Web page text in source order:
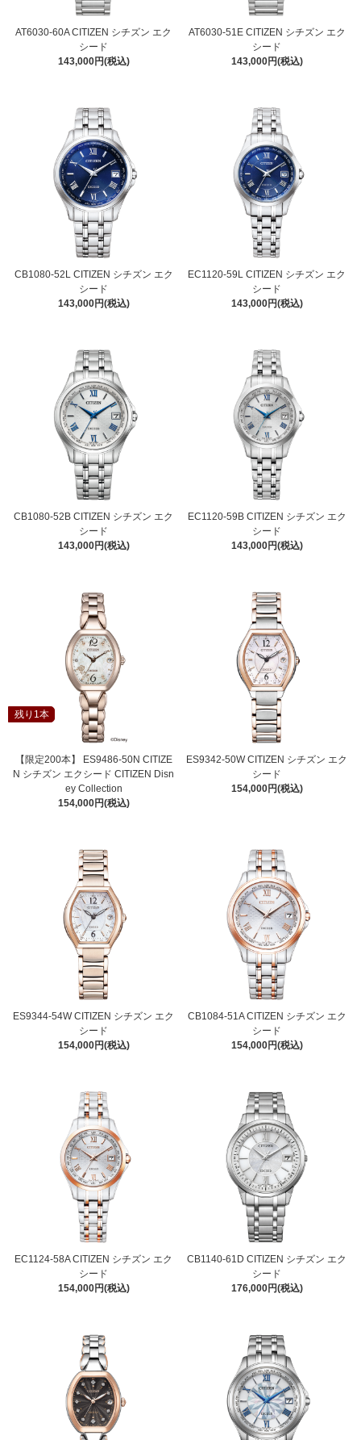
AT6030-60A CITIZEN シチズン エク
シード
143,000円(税込)
AT6030-51E CITIZEN シチズン エク
シード
143,000円(税込)
CB1080-52L CITIZEN シチズン エク
シード
143,000円(税込)
EC1120-59L CITIZEN シチズン エク
シード
143,000円(税込)
CB1080-52B CITIZEN シチズン エク
シード
143,000円(税込)
EC1120-59B CITIZEN シチズン エク
シード
143,000円(税込)
残り1本
【限定200本】 ES9486-50N CITIZE
N シチズン エクシード CITIZEN Disn
ey Collection
154,000円(税込)
ES9342-50W CITIZEN シチズン エク
シード
154,000円(税込)
ES9344-54W CITIZEN シチズン エク
シード
154,000円(税込)
CB1084-51A CITIZEN シチズン エク
シード
154,000円(税込)
EC1124-58A CITIZEN シチズン エク
シード
154,000円(税込)
CB1140-61D CITIZEN シチズン エク
シード
176,000円(税込)